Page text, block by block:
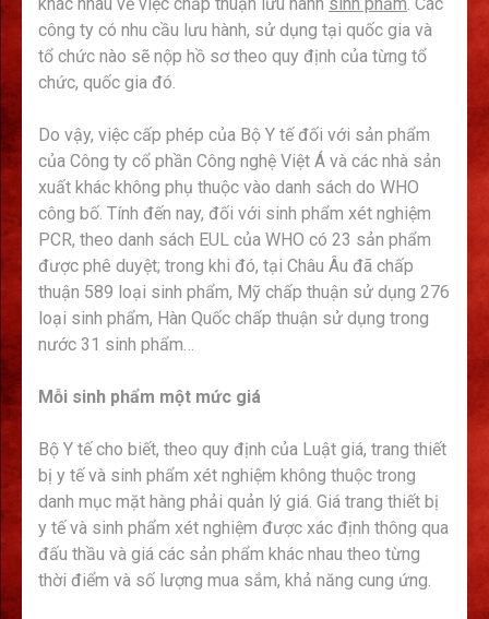
công ty có nhu cầu lưu hành, sử dụng tại quốc gia và
tổ chức nào sẽ nộp hồ sơ theo quy định của từng tổ
chức, quốc gia đó.
Do vậy, việc cấp phép của Bộ Y tế đối với sản phẩm
của Công ty cổ phần Công nghệ Việt Á và các nhà sản
xuất khác không phụ thuộc vào danh sách do WHO
công bố. Tính đến nay, đối với sinh phẩm xét nghiệm
PCR, theo danh sách EUL của WHO có 23 sản phẩm
được phê duyệt; trong khi đó, tại Châu Âu đã chấp
thuận 589 loại sinh phẩm, Mỹ chấp thuận sử dụng 276
loại sinh phẩm, Hàn Quốc chấp thuận sử dụng trong
nước 31 sinh phẩm…
Mỗi sinh phẩm một mức giá
Bộ Y tế cho biết, theo quy định của Luật giá, trang thiết
bị y tế và sinh phẩm xét nghiệm không thuộc trong
danh mục mặt hàng phải quản lý giá. Giá trang thiết bị
y tế và sinh phẩm xét nghiệm được xác định thông qua
đấu thầu và giá các sản phẩm khác nhau theo từng
thời điểm và số lượng mua sắm, khả năng cung ứng.